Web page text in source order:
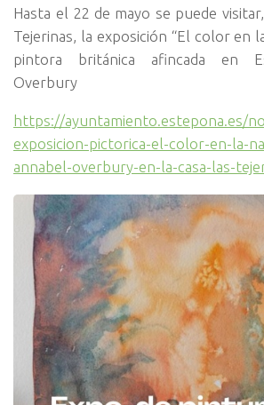
Hasta el 22 de mayo se puede
Tejerinas, la exposición “El color en
pintora británica afincada en
Overbury
https://ayuntamiento.estepona.es/
exposicion-pictorica-el-color-en-la-
annabel-overbury-en-la-casa-las-